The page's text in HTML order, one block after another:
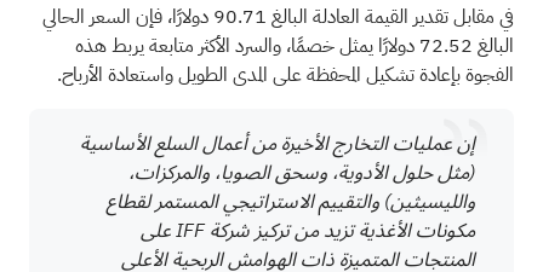
في مقابل تقدير القيمة العادلة البالغ 90.71 دولارًا، فإن السعر الحالي
البالغ 72.52 دولارًا يمثل خصمًا، والسرد الأكثر متابعة يربط هذه
الفجوة بإعادة تشكيل المحفظة على المدى الطويل واستعادة الأرباح.
إن عمليات التخارج الأخيرة من أعمال السلع الأساسية
(مثل حلول الأدوية، وسحق الصويا، والمركزات،
والليسيثين) والتقييم الاستراتيجي المستمر لقطاع
مكونات الأغذية تزيد من تركيز شركة IFF على
المنتجات المتميزة ذات الهوامش الربحية الأعلى